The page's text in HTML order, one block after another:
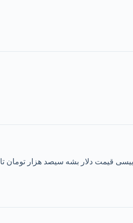
تومان به ۳۰۰۰۰ تومان رسید … اگر در دولت رییسی قیمت دلار